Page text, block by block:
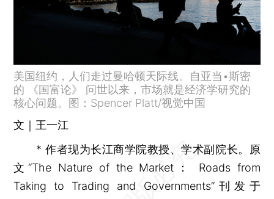
美国纽约，人们走过曼哈顿天际线。自亚当•斯密
的 《国富论》 问世以来，市场就是经济学研究的
核心问题。图：Spencer Platt/视觉中国
文｜王一江
* 作者现为长江商学院教授、学术副院长。原
文“The Nature of the Market： Roads from
Taking to Trading and Governments”刊发于